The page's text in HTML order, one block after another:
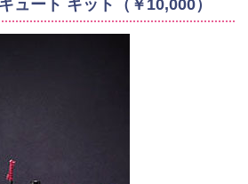
ュート キット（￥10,000）